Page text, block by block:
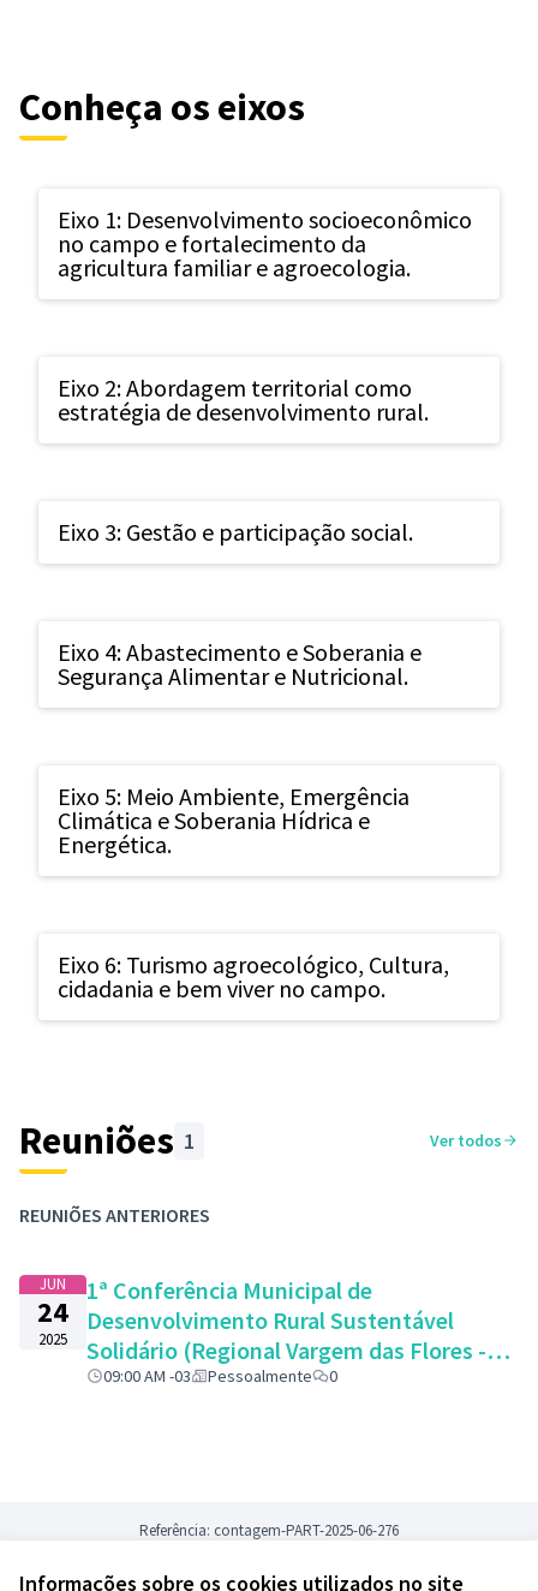
Informações sobre os cookies utilizados no site
Conheça os eixos
Eixo 1: Desenvolvimento socioeconômico
no campo e fortalecimento da
agricultura familiar e agroecologia.
Eixo 2: Abordagem territorial como
estratégia de desenvolvimento rural.
Eixo 3: Gestão e participação social.
Eixo 4: Abastecimento e Soberania e
Segurança Alimentar e Nutricional.
Eixo 5: Meio Ambiente, Emergência
Climática e Soberania Hídrica e
Energética.
Eixo 6: Turismo agroecológico, Cultura,
cidadania e bem viver no campo.
Reuniões 1 Ver todos
REUNIÕES ANTERIORES
JUN
24
2025
1ª Conferência Municipal de
Desenvolvimento Rural Sustentável
Solidário (Regional Vargem das Flores -
Rua VL-6, n° 1.880 – Bairro Nova
09:00 AM -03 Pessoalmente 0
Referência: contagem-PART-2025-06-276